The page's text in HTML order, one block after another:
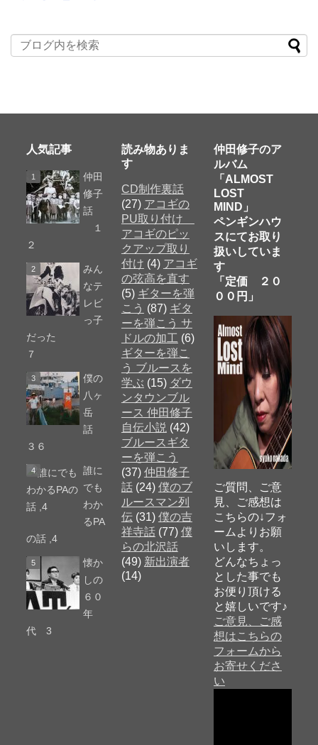
人気記事
仲田
修子
話
１
２
みん
なテ
レビ
っ子
だった
７
僕の
八ヶ
岳
話
３６
誰に
でも
わか
るPA
の話 ,4
懐か
しの
６０
年
代 3
読み物ありま
す
CD制作裏話
(27) アコギの
PU取り付け
アコギのピッ
クアップ取り
付け (4) アコギ
の弦高を直す
(5) ギターを弾
こう (87) ギタ
ーを弾こう サ
ドルの加工 (6)
ギターを弾こ
う ブルースを
学ぶ (15) ダウ
ンタウンブル
ース 仲田修子
自伝小説 (42)
ブルースギタ
ーを弾こう
(37) 仲田修子
話(24) 僕のブ
ルースマン列
伝(31) 僕の吉
祥寺話(77) 僕
らの北沢話
(49) 新出演者
(14)
仲田修子のア
ルバム
「ALMOST
LOST
MIND」
ペンギンハウ
スにてお取り
扱いしていま
す
「定価 ２０
００円」
ご質問、ご意
見、ご感想は
こちらの↓フォ
ームよりお願
いします。
どんなちょっ
とした事でも
お便り頂ける
と嬉しいです♪
ご意見、ご感
想はこちらの
フォームから
お寄せくださ
い